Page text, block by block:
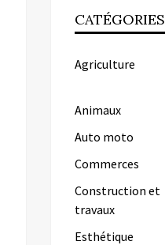
CATÉGORIES
Agriculture
Animaux
Auto moto
Commerces
Construction et
travaux
Esthétique